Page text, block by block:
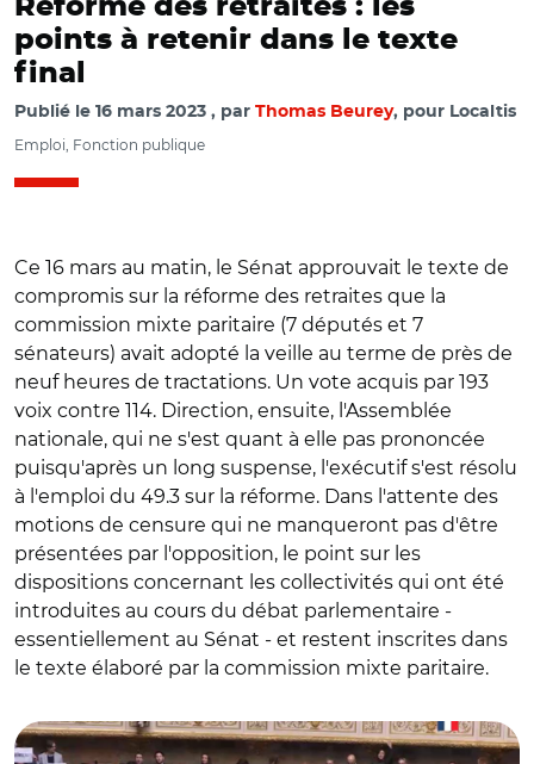
Réforme des retraites : les
points à retenir dans le texte
final
Publié le 16 mars 2023 par Thomas Beurey, pour Localtis
Emploi, Fonction publique
Ce 16 mars au matin, le Sénat approuvait le texte de
compromis sur la réforme des retraites que la
commission mixte paritaire (7 députés et 7
sénateurs) avait adopté la veille au terme de près de
neuf heures de tractations. Un vote acquis par 193
voix contre 114. Direction, ensuite, l'Assemblée
nationale, qui ne s'est quant à elle pas prononcée
puisqu'après un long suspense, l'exécutif s'est résolu
à l'emploi du 49.3 sur la réforme. Dans l'attente des
motions de censure qui ne manqueront pas d'être
présentées par l'opposition, le point sur les
dispositions concernant les collectivités qui ont été
introduites au cours du débat parlementaire -
essentiellement au Sénat - et restent inscrites dans
le texte élaboré par la commission mixte paritaire.